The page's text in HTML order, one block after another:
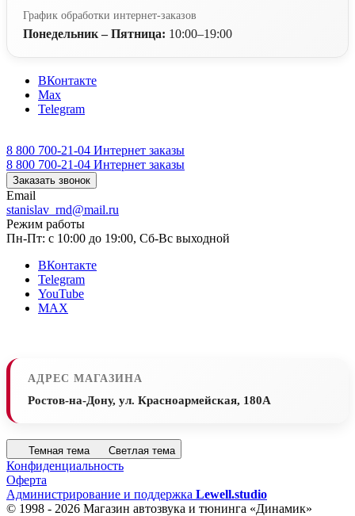
График обработки интернет-заказов
Понедельник – Пятница: 10:00–19:00
ВКонтакте
Max
Telegram
8 800 700-21-04 Интернет заказы
8 800 700-21-04 Интернет заказы
Заказать звонок
Email
stanislav_rnd@mail.ru
Режим работы
Пн-Пт: с 10:00 до 19:00, Сб-Вс выходной
ВКонтакте
Telegram
YouTube
MAX
АДРЕС МАГАЗИНА
Ростов-на-Дону, ул. Красноармейская, 180А
Темная тема Светлая тема
Конфиденциальность
Оферта
Администрирование и поддержка Lewell.studio
© 1998 - 2026 Магазин автозвука и тюнинга «Динамик»